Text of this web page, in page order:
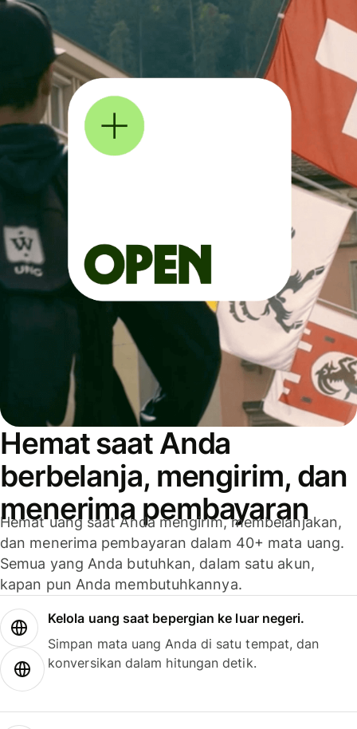
Hemat saat Anda
berbelanja, mengirim, dan
menerima pembayaran
Hemat uang saat Anda mengirim, membelanjakan,
dan menerima pembayaran dalam 40+ mata uang.
Semua yang Anda butuhkan, dalam satu akun,
kapan pun Anda membutuhkannya.
Kelola uang saat bepergian ke luar negeri.
Simpan mata uang Anda di satu tempat, dan
konversikan dalam hitungan detik.